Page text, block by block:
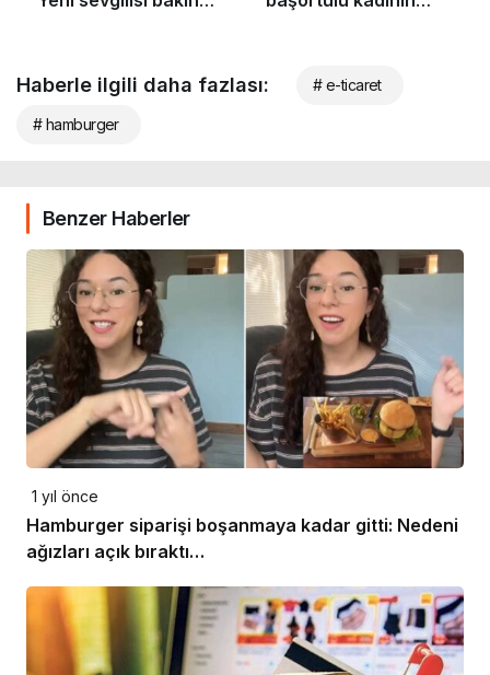
Haberle ilgili daha fazlası: # e-ticaret
# hamburger
Benzer Haberler
1 yıl önce
Hamburger siparişi boşanmaya kadar gitti: Nedeni
ağızları açık bıraktı…